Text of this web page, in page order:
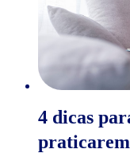
4 dicas
praticarem